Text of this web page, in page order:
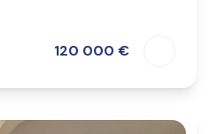
120 000 €